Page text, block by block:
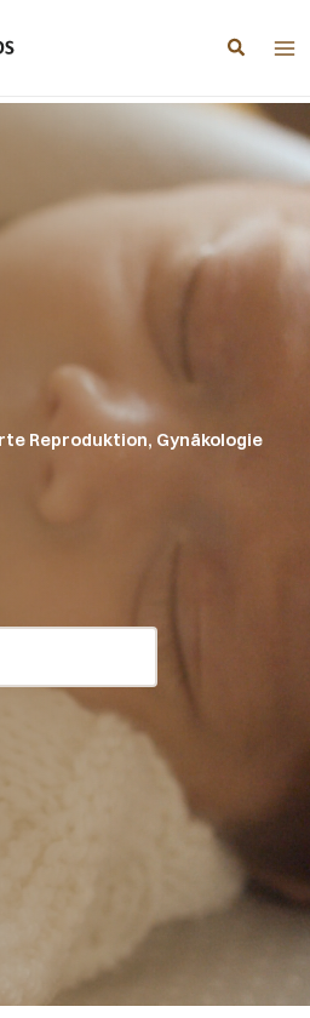
Reproduktion, Gynäkologie